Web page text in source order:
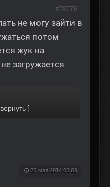
не могу зайти в
потом
жук на
загружается
26 мая 2014 06:09
#78776